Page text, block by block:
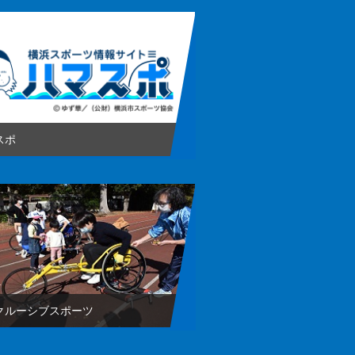
ポ
ルーシブスポーツ